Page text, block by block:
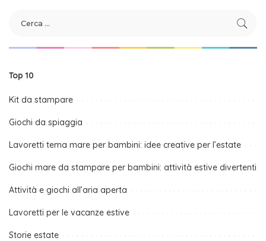
Top 10
Kit da stampare
Giochi da spiaggia
Lavoretti tema mare per bambini: idee creative per l’estate
Giochi mare da stampare per bambini: attività estive divertenti
Attività e giochi all’aria aperta
Lavoretti per le vacanze estive
Storie estate